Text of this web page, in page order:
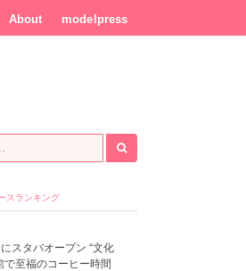
About modelpress
スランキング
スタバオープン “文化
で至福のコーヒー時間